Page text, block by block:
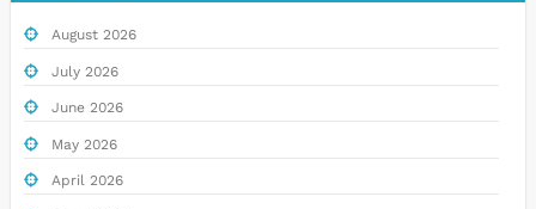
August 2026
July 2026
June 2026
May 2026
April 2026